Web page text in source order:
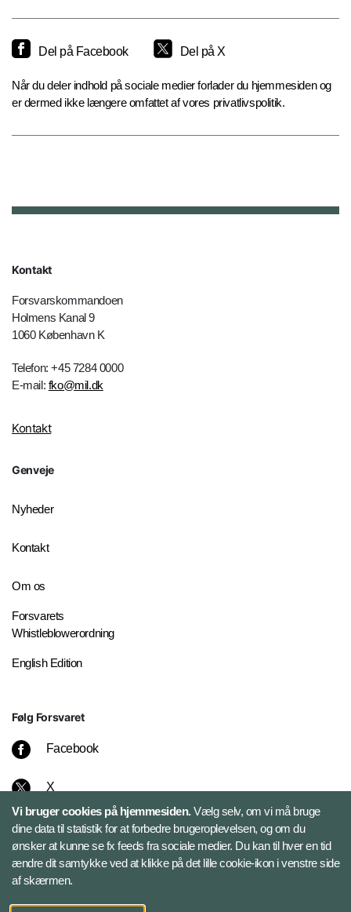
Del på Facebook Del på X
Når du deler indhold på sociale medier forlader du hjemmesiden og
er dermed ikke længere omfattet af vores privatlivspolitik.
Kontakt
Forsvarskommandoen
Holmens Kanal 9
1060 København K
Telefon: +45 7284 0000
E-mail: fko@mil.dk
Kontakt
Genveje
Nyheder
Kontakt
Om os
Forsvarets
Whistleblowerordning
English Edition
Følg Forsvaret
Facebook
X
Instagram
Bluesky
LinkedIn
Vi bruger cookies på hjemmesiden.Vælg selv, om vi må bruge
dine data til statistik for at forbedre brugeroplevelsen, og om du
ønsker at kunne se fx feeds fra sociale medier. Du kan til hver en tid
ændre dit samtykke ved at klikke på det lille cookie-ikon i venstre side
af skærmen.